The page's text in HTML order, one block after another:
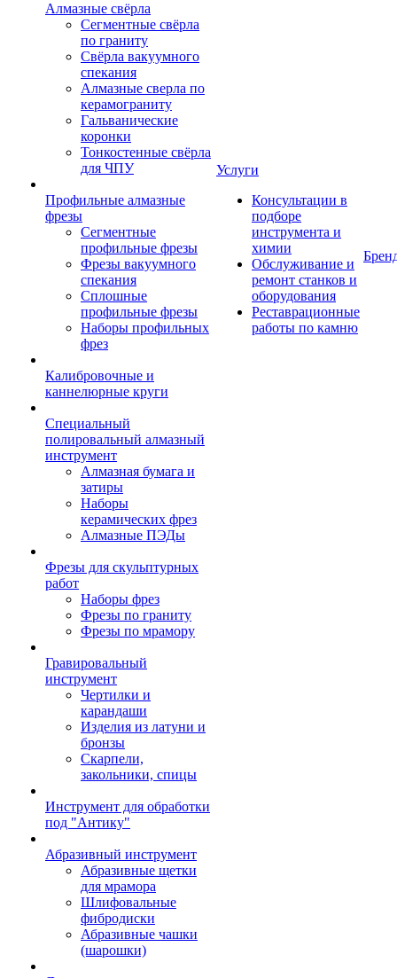
Алмазные свёрла
Сегментные свёрла
по граниту
Свёрла вакуумного
спекания
Алмазные сверла по
керамограниту
Гальванические
коронки
Тонкостенные свёрла
для ЧПУ
Профильные алмазные
фрезы
Сегментные
профильные фрезы
Фрезы вакуумного
спекания
Сплошные
профильные фрезы
Наборы профильных
фрез
Калибровочные и
каннелюрные круги
Специальный
полировальный алмазный
инструмент
Алмазная бумага и
затиры
Наборы
керамических фрез
Алмазные ПЭДы
Фрезы для скульптурных
работ
Наборы фрез
Фрезы по граниту
Фрезы по мрамору
Гравировальный
инструмент
Чертилки и
карандаши
Изделия из латуни и
бронзы
Скарпели,
закольники, спицы
Инструмент для обработки
под "Антику"
Абразивный инструмент
Абразивные щетки
для мрамора
Шлифовальные
фибродиски
Абразивные чашки
(шарошки)
Услуги
Консультации в
подборе
инструмента и
химии
Обслуживание и
ремонт станков и
оборудования
Реставрационные
работы по камню